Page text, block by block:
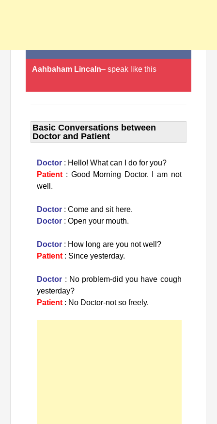
Aahbaham Lincaln– speak like this
Basic Conversations between
Doctor and Patient
Doctor : Hello! What can I do for you?
Patient : Good Morning Doctor. I am not
well.
Doctor : Come and sit here.
Doctor : Open your mouth.
Doctor : How long are you not well?
Patient : Since yesterday.
Doctor : No problem-did you have cough
yesterday?
Patient : No Doctor-not so freely.